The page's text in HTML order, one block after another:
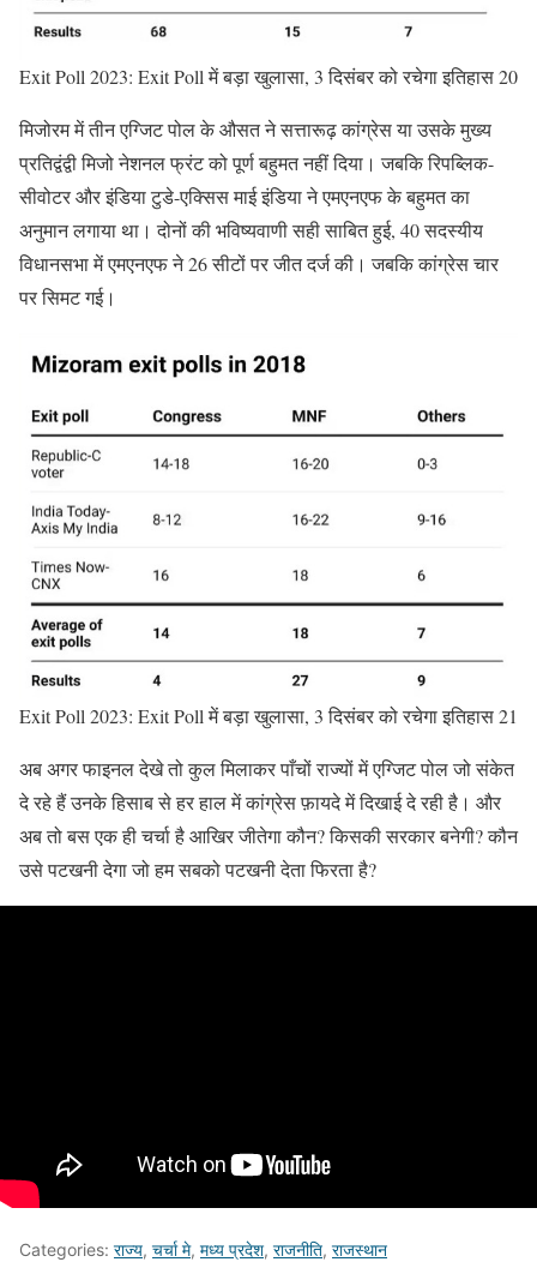
Exit Poll 2023: Exit Poll में बड़ा खुलासा, 3 दिसंबर को रचेगा इतिहास 20
मिजोरम में तीन एग्जिट पोल के औसत ने सत्तारूढ़ कांग्रेस या उसके मुख्य
प्रतिद्वंद्वी मिजो नेशनल फ्रंट को पूर्ण बहुमत नहीं दिया। जबकि रिपब्लिक-
सीवोटर और इंडिया टुडे-एक्सिस माई इंडिया ने एमएनएफ के बहुमत का
अनुमान लगाया था। दोनों की भविष्यवाणी सही साबित हुई, 40 सदस्यीय
विधानसभा में एमएनएफ ने 26 सीटों पर जीत दर्ज की। जबकि कांग्रेस चार
पर सिमट गई।
Exit Poll 2023: Exit Poll में बड़ा खुलासा, 3 दिसंबर को रचेगा इतिहास 21
अब अगर फाइनल देखे तो कुल मिलाकर पाँचों राज्यों में एग्जिट पोल जो संकेत
दे रहे हैं उनके हिसाब से हर हाल में कांग्रेस फ़ायदे में दिखाई दे रही है। और
अब तो बस एक ही चर्चा है आखिर जीतेगा कौन? किसकी सरकार बनेगी? कौन
उसे पटखनी देगा जो हम सबको पटखनी देता फिरता है?
Categories: राज्य, चर्चा मे, मध्य प्रदेश, राजनीति, राजस्थान